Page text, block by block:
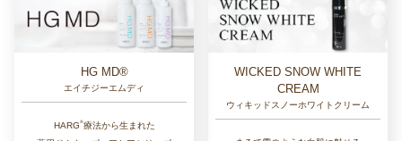
HG MD®
エイチジーエムディ
HARG®︎療法から生まれた
WICKED SNOW WHITE
CREAM
ウィキッドスノーホワイトクリーム